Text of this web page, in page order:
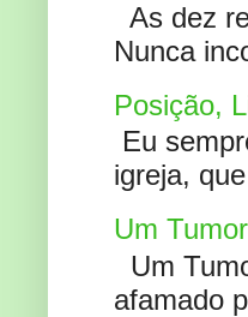
As dez
Nunca
Posição,
Eu
igreja,
Um
Um
afamado